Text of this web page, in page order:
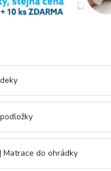
Matrace do ohrádky